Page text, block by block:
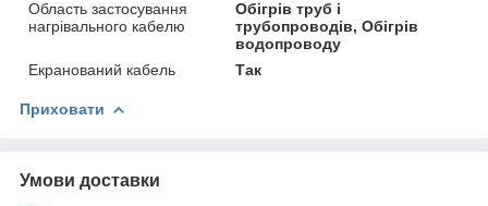
Область застосування
нагрівального кабелю
Обігрів труб і
трубопроводів, Обігрів
водопроводу
Екранований кабель
Так
Приховати
Умови доставки